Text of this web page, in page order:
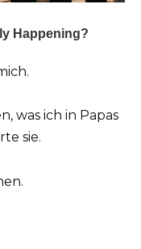
was ich in Papas
sie.